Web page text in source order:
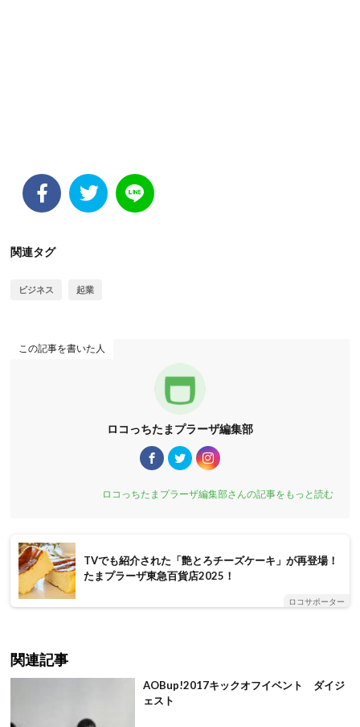
関連タグ
ビジネス 起業
この記事を書いた人
ロコっちたまプラーザ編集部
ロコっちたまプラーザ編集部さんの記事をもっと読む
TVでも紹介された「艶とろチーズケーキ」が再登場！
たまプラーザ東急百貨店2025！
ロコサポーター
関連記事
AOBup!2017キックオフイベント ダイジ
ェスト